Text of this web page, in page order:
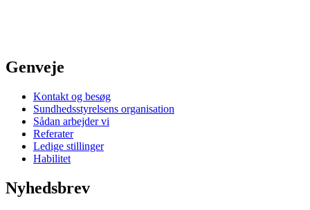
Genveje
Kontakt og besøg
Sundhedsstyrelsens organisation
Sådan arbejder vi
Referater
Ledige stillinger
Habilitet
Nyhedsbrev